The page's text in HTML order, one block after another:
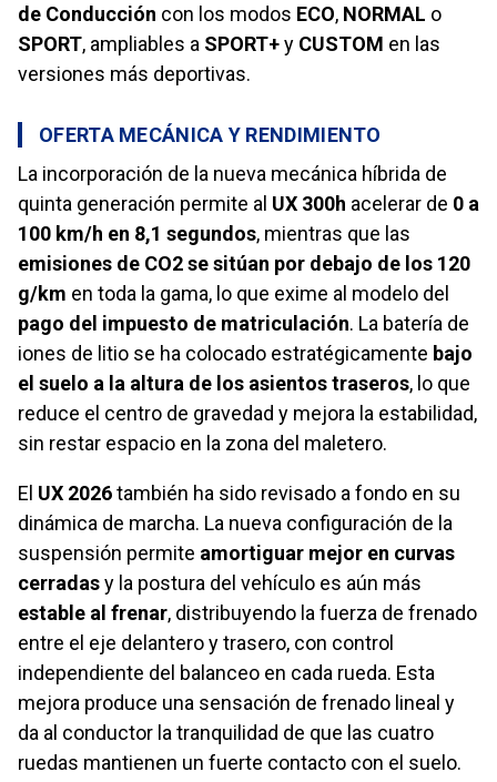
de Conducción con los modos ECO, NORMAL o
SPORT, ampliables a SPORT+y CUSTOM en las
versiones más deportivas.
OFERTA MECÁNICA Y RENDIMIENTO
La incorporación de la nueva mecánica híbrida de
quinta generación permite al UX 300h acelerar de 0 a
100 km/h en 8,1 segundos, mientras que las
emisiones de CO2 se sitúan por debajo de los 120
g/km en toda la gama, lo que exime al modelo del
pago del impuesto de matriculación. La batería de
iones de litio se ha colocado estratégicamente bajo
el suelo a la altura de los asientos traseros, lo que
reduce el centro de gravedad y mejora la estabilidad,
sin restar espacio en la zona del maletero.
El UX 2026también ha sido revisado a fondo en su
dinámica de marcha. La nueva configuración de la
suspensión permite amortiguar mejor en curvas
cerradasy la postura del vehículo es aún más
estable al frenar, distribuyendo la fuerza de frenado
entre el eje delantero y trasero, con control
independiente del balanceo en cada rueda. Esta
mejora produce una sensación de frenado lineal y
da al conductor la tranquilidad de que las cuatro
ruedas mantienen un fuerte contacto con el suelo.